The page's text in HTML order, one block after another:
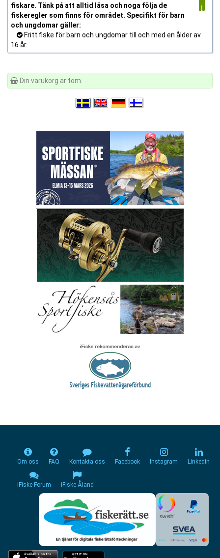
fiskare. Tänk på att alltid läsa och noga följa de
fiskeregler som finns för området. Specifikt för barn
och ungdomar gäller:
Fritt fiske för barn och ungdomar till och med en ålder av
16 år.
Din varukorg är tom.
Om oss FAQ Kontakta oss Facebook Instagram Linkedin
iFiske Forum iFiske Åland